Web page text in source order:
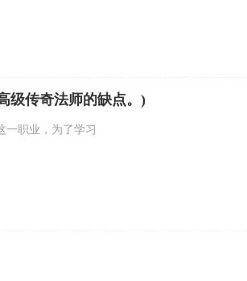
级传奇法师的缺点。)
一职业，为了学习